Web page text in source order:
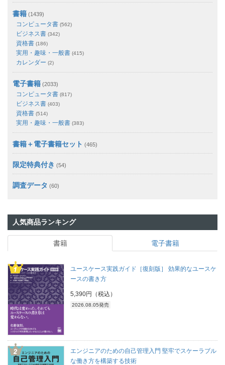
書籍 (1439)
コンピュータ書 (562)
ビジネス書 (342)
資格書 (186)
実用・趣味・一般書 (415)
カレンダー (2)
電子書籍 (2033)
コンピュータ書 (817)
ビジネス書 (403)
資格書 (514)
実用・趣味・一般書 (383)
書籍＋電子書籍セット (465)
限定特典付き (54)
調査データ (60)
人気商品ランキング
書籍 電子書籍
ユースケース実践ガイド［復刻版］ 効果的なユースケ
ースの書き方
5,390円（税込）
2026.08.05発売
エンジニアのための自己管理入門 堅牢でスケーラブル
な働き方を構築する技術